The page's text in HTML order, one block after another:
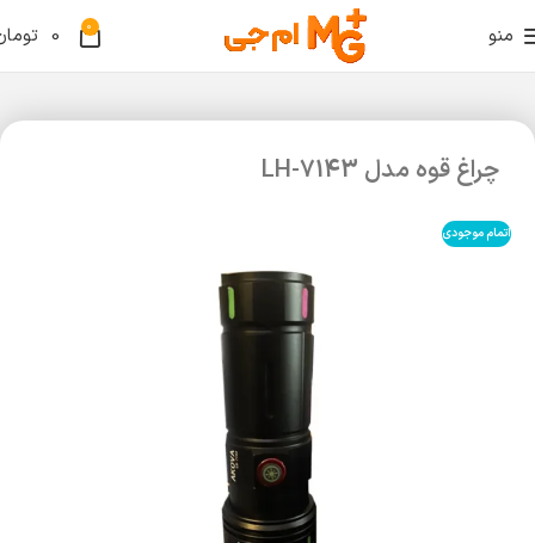
منو 0
0
چراغ قوه مدل LH-7143
اتمام موجودی